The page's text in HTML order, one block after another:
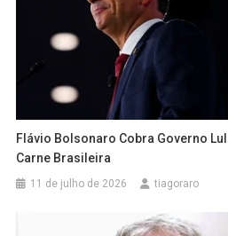
Flávio Bolsonaro Cobra Governo
Carne Brasileira
11 de julho de 2026 tiagoraro